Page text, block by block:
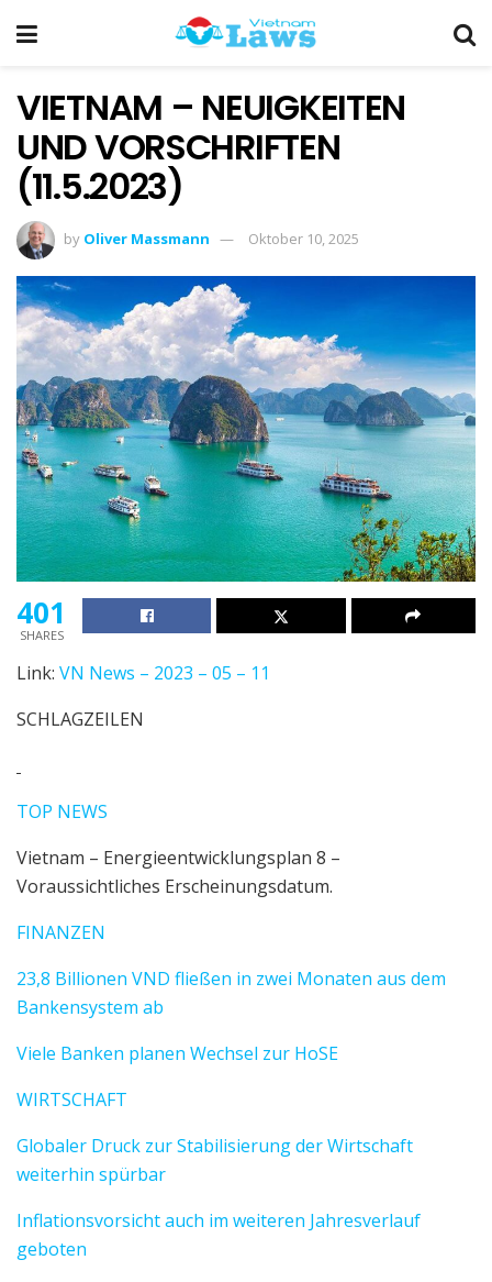
VIETNAM – NEUIGKEITEN
UND VORSCHRIFTEN
(11.5.2023)
by Oliver Massmann Oktober 10, 2025
401
SHARES
Link: VN News – 2023 – 05 – 11
SCHLAGZEILEN
TOP NEWS
Vietnam – Energieentwicklungsplan 8 –
Voraussichtliches Erscheinungsdatum.
FINANZEN
23,8 Billionen VND fließen in zwei Monaten aus dem
Bankensystem ab
Viele Banken planen Wechsel zur HoSE
WIRTSCHAFT
Globaler Druck zur Stabilisierung der Wirtschaft
weiterhin spürbar
Inflationsvorsicht auch im weiteren Jahresverlauf
geboten